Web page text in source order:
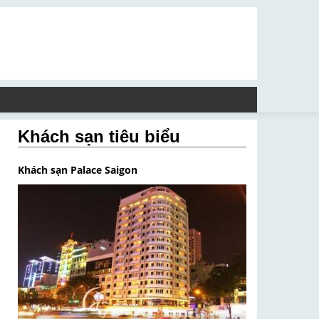
Khách sạn tiêu biểu
Khách sạn Palace Saigon